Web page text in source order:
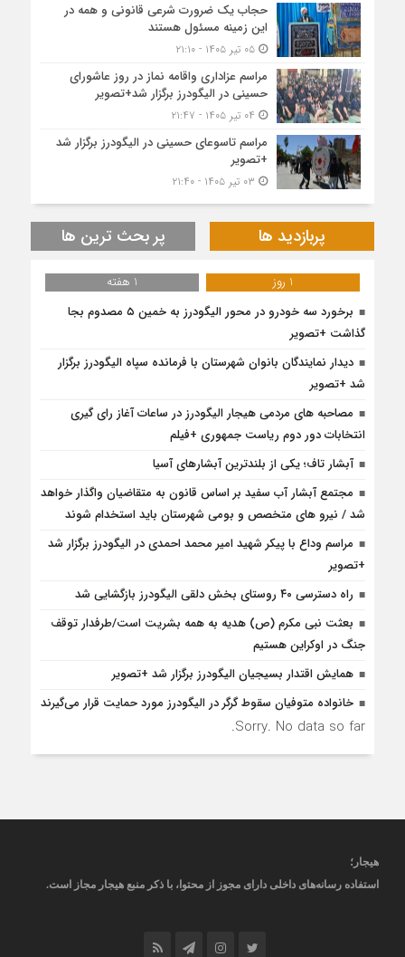
حجاب یک ضرورت شرعی قانونی و همه در
این زمینه مسئول هستند
۰۵ تیر ۱۴۰۵ - ۲۱:۱۰
مراسم عزاداری واقامه نماز در روز عاشورای
حسینی در الیگودرز برگزار شد+تصویر
مراسم تاسوعای حسینی در الیگودرز برگزار شد
+تصویر
پربازدید ها پر بحث ترین ها
1 روز
1 هفته
برخورد سه خودرو در محور الیگودرز به خمین ۵ مصدوم بجا
گذاشت +تصویر
دیدار نمایندگان بانوان شهرستان با فرمانده سپاه الیگودرز برگزار
شد +تصویر
مصاحبه های مردمی هیجار الیگودرز در ساعات آغاز رای گیری
انتخابات دور دوم ریاست جمهوری +فیلم
آبشار تاف؛ یکی از بلندترین آبشارهای آسیا
مجتمع آبشار آب سفید بر اساس قانون به متقاضیان واگذار خواهد
شد / نیرو های متخصص و بومی شهرستان باید استخدام شوند
مراسم وداع با پیکر شهید امیر محمد احمدی در الیگودرز برگزار شد
+تصویر
راه دسترسی ۴۰ روستای بخش دلقی الیگودرز بازگشایی شد
بعثت نبی مکرم (ص) هدیه به همه بشریت است/طرفدار توقف
جنگ در اوکراین هستیم
همایش اقتدار بسیجیان الیگودرز برگزار شد +تصویر
خانواده متوفیان سقوط گرگر در الیگودرز مورد حمایت قرار می‌گیرند
Sorry. No data so far.
هیجار ؛
استفاده رسانه‌های داخلی دارای مجوز از محتوا، با ذکر منبع هیجار مجاز است.